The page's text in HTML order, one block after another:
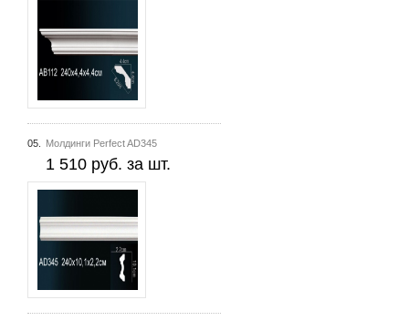
05. Молдинги Perfect AD345
1 510 руб. за шт.